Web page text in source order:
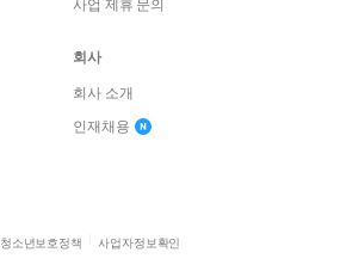
사업 제휴 문의
회사
회사 소개
인재채용
청소년보호정책 사업자정보확인